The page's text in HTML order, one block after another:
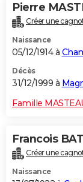
Pierre
Créer une
Naissance
05/12/1914 à
Décès
31/12/1999 à
Famille
Francois
Créer une
Naissance